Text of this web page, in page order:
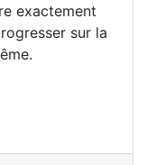
exactement
sur la